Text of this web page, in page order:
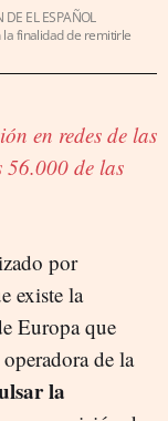
EL ESPAÑOL
la finalidad de remitirle
en redes de las
56.000 de las
por
existe la
Europa que
de la
la